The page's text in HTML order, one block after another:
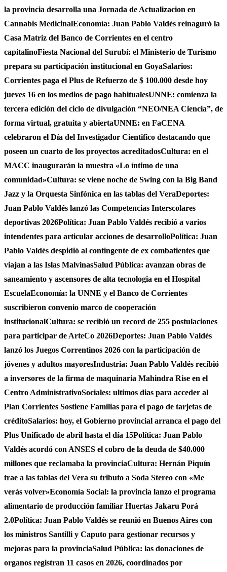
la provincia desarrolla una Jornada de Actualizacion en
Cannabis MedicinalEconomía: Juan Pablo Valdés reinaguró la
Casa Matriz del Banco de Corrientes en el centro
capitalinoFiesta Nacional del Surubí: el Ministerio de Turismo
prepara su participación institucional en GoyaSalarios:
Corrientes paga el Plus de Refuerzo de $ 100.000 desde hoy
jueves 16 en los medios de pago habitualesUNNE: comienza la
tercera edición del ciclo de divulgación “NEO/NEA Ciencia”, de
forma virtual, gratuita y abiertaUNNE: en FaCENA
celebraron el Día del Investigador Cientifico destacando que
poseen un cuarto de los proyectos acreditadosCultura: en el
MACC inaugurarán la muestra «Lo íntimo de una
comunidad»Cultura: se viene noche de Swing con la Big Band
Jazz y la Orquesta Sinfónica en las tablas del VeraDeportes:
Juan Pablo Valdés lanzó las Competencias Interscolares
deportivas 2026Política: Juan Pablo Valdés recibió a varios
intendentes para articular acciones de desarrolloPolítica: Juan
Pablo Valdés despidió al contingente de ex combatientes que
viajan a las Islas MalvinasSalud Pública: avanzan obras de
saneamiento y ascensores de alta tecnologia en el Hospital
EscuelaEconomía: la UNNE y el Banco de Corrientes
suscribieron convenio marco de cooperación
institucionalCultura: se recibió un record de 255 postulaciones
para participar de ArteCo 2026Deportes: Juan Pablo Valdés
lanzó los Juegos Correntinos 2026 con la participación de
jóvenes y adultos mayoresIndustria: Juan Pablo Valdés recibió
a inversores de la firma de maquinaria Mahindra Rise en el
Centro AdministrativoSociales: ultimos dias para acceder al
Plan Corrientes Sostiene Familias para el pago de tarjetas de
créditoSalarios: hoy, el Gobierno provincial arranca el pago del
Plus Unificado de abril hasta el día 15Política: Juan Pablo
Valdés acordó con ANSES el cobro de la deuda de $40.000
millones que reclamaba la provinciaCultura: Hernán Piquín
trae a las tablas del Vera su tributo a Soda Stereo con «Me
verás volver»Economía Social: la provincia lanzo el programa
alimentario de producción familiar Huertas Jakaru Porá
2.0Política: Juan Pablo Valdés se reunió en Buenos Aires con
los ministros Santilli y Caputo para gestionar recursos y
mejoras para la provinciaSalud Pública: las donaciones de
organos registran 11 casos en 2026, coordinados por